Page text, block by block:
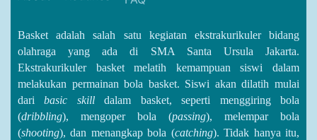
Basket adalah salah satu kegiatan ekstrakurikuler bidang
olahraga yang ada di SMA Santa Ursula Jakarta.
Ekstrakurikuler basket melatih kemampuan siswi dalam
melakukan permainan bola basket. Siswi akan dilatih mulai
daribasic skilldalam basket, seperti menggiring bola
(dribbling), mengoper bola (passing), melempar bola
(shooting), dan menangkap bola (catching). Tidak hanya itu,